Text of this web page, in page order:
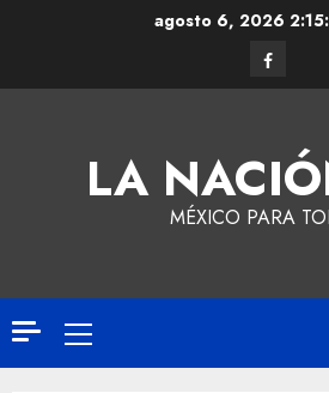
agosto 6, 2026
LA
MÉXICO PARA